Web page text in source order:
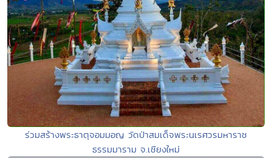
ร่วมสร้างพระธาตุจอมมอญ วัดป่าสมเด็จพระนเรศวรมหาราช
ธรรมมาราม จ.เชียงใหม่